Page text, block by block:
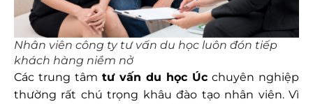
Nhân viên công ty tư vấn du học luôn đón tiếp
khách hàng niềm nở
Các trung tâm tư vấn du học Úc chuyên nghiệp
thường rất chú trọng khâu đào tạo nhân viên. Vì